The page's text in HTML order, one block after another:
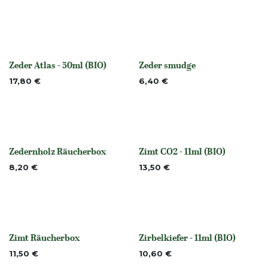
None
Zeder Atlas - 50ml (BIO)
17,80 € None
Zeder smudge
6,40 €
None
Zedernholz Räucherbox
8,20 € None
Zimt CO2 - 11ml (BIO)
13,50 €
None
Zimt Räucherbox
11,50 € None
Zirbelkiefer - 11ml (BIO)
10,60 €